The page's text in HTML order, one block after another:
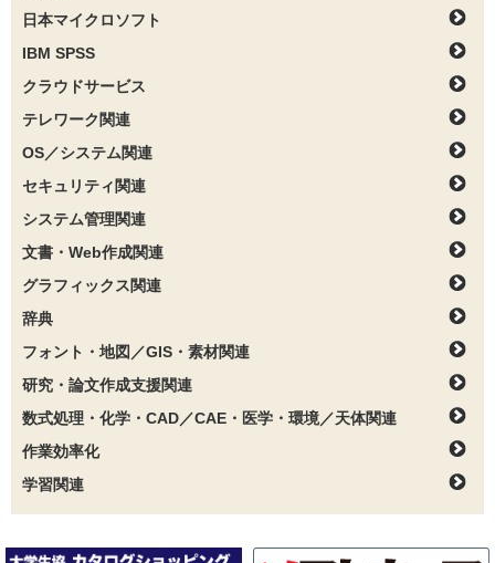
日本マイクロソフト
IBM SPSS
クラウドサービス
テレワーク関連
OS／システム関連
セキュリティ関連
システム管理関連
文書・Web作成関連
グラフィックス関連
辞典
フォント・地図／GIS・素材関連
研究・論文作成支援関連
数式処理・化学・CAD／CAE・医学・環境／天体関連
作業効率化
学習関連